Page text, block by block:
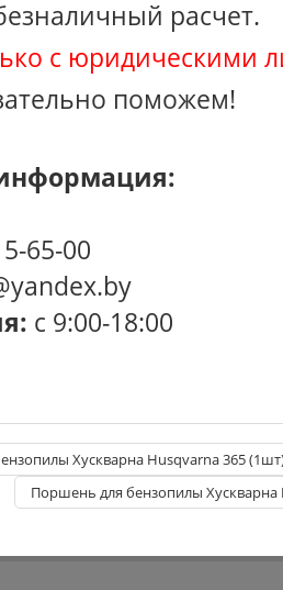
расчет.
с юридическими
поможем!
65-00
с 9:00-18:00
Хускварна Husqvarna 365
Поршень для бензопилы Хускварна